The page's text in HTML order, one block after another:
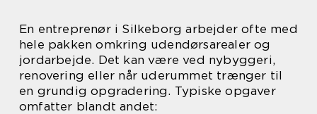
En entreprenør i Silkeborg arbejder ofte med
hele pakken omkring udendørsarealer og
jordarbejde. Det kan være ved nybyggeri,
renovering eller når uderummet trænger til
en grundig opgradering. Typiske opgaver
omfatter blandt andet: